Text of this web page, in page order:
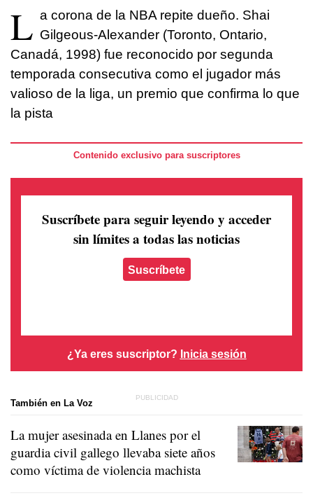
L a corona de la NBA repite dueño. Shai
Gilgeous-Alexander (Toronto, Ontario,
Canadá, 1998) fue reconocido por segunda
temporada consecutiva como el jugador más
valioso de la liga, un premio que confirma lo que
la pista
Contenido exclusivo para suscriptores
Suscríbete para seguir leyendo y acceder
sin límites a todas las noticias
Suscríbete
¿Ya eres suscriptor? Inicia sesión
También en La Voz
La mujer asesinada en Llanes por el
guardia civil gallego llevaba siete años
como víctima de violencia machista